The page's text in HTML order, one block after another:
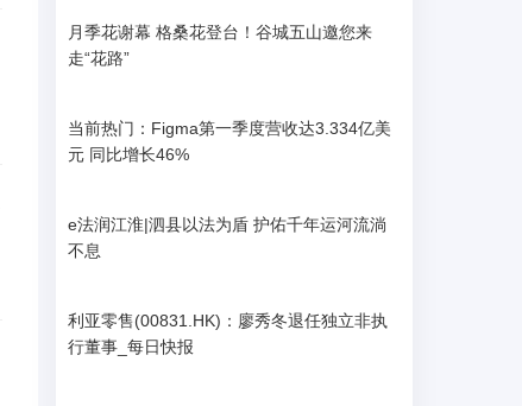
月季花谢幕 格桑花登台！谷城五山邀您来
走“花路”
当前热门：Figma第一季度营收达3.334亿美
元 同比增长46%
e法润江淮|泗县以法为盾 护佑千年运河流淌
不息
利亚零售(00831.HK)：廖秀冬退任独立非执
行董事_每日快报